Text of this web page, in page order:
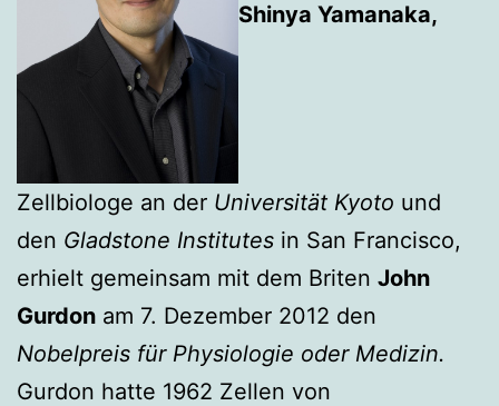
Shinya Yamanaka,
Zellbiologe an der Universität Kyoto und
den Gladstone Institutes in San Francisco,
erhielt gemeinsam mit dem Briten John
Gurdon am 7. Dezember 2012 den
Nobelpreis für Physiologie oder Medizin.
Gurdon hatte 1962 Zellen von